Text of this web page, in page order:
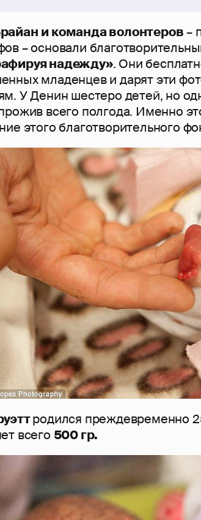
и команда волонтеров–
– основали
надежду». Они
младенцев и дарят эти
У Денин шестеро детей, но
всего полгода. Именно
этого благотворительного
родился преждевременно
всего 500 гр.